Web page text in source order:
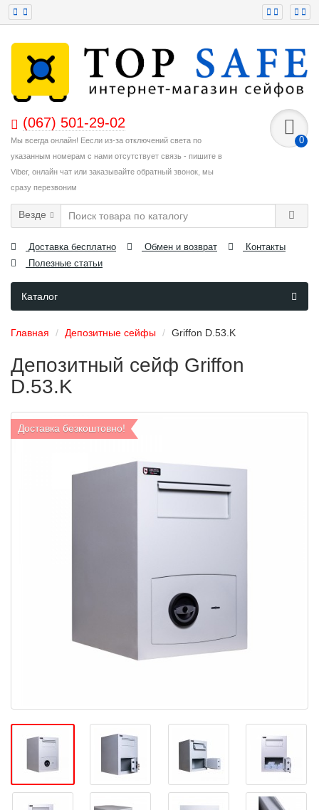
(067) 501-29-02
Мы всегда онлайн! Еесли из-за отключений света по
указанным номерам с нами отсутствует связь - пишите в
Viber, онлайн чат или заказывайте обратный звонок, мы
сразу перезвоним
0
Везде
Доставка бесплатно Обмен и возврат
Контакты
Полезные статьи
Каталог
Главная Депозитные сейфы Griffon D.53.K
Депозитный сейф Griffon
D.53.K
Доставка безкоштовно!